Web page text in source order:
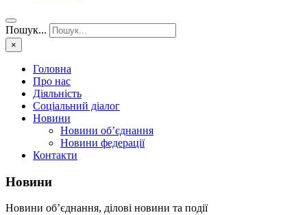
Пошук...
×
Головна
Про нас
Діяльність
Соціальний діалог
Новини
Новини об’єднання
Новини федерації
Контакти
Новини
Новини об’єднання, ділові новини та події